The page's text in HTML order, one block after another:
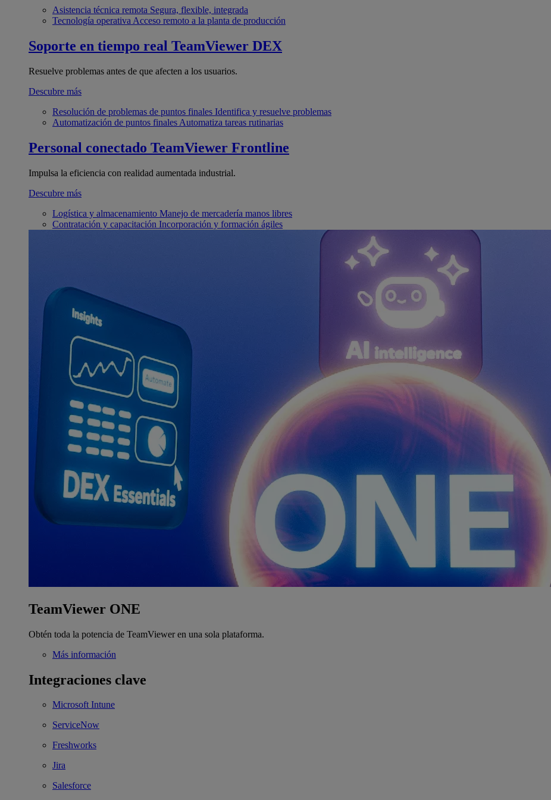
Asistencia técnica remota Segura, flexible, integrada
Tecnología operativa Acceso remoto a la planta de producción
Soporte en tiempo real TeamViewer DEX
Resuelve problemas antes de que afecten a los usuarios.
Descubre más
Resolución de problemas de puntos finales Identifica y resuelve problemas
Automatización de puntos finales Automatiza tareas rutinarias
Personal conectado TeamViewer Frontline
Impulsa la eficiencia con realidad aumentada industrial.
Descubre más
Logística y almacenamiento Manejo de mercadería manos libres
Contratación y capacitación Incorporación y formación ágiles
TeamViewer ONE
Obtén toda la potencia de TeamViewer en una sola plataforma.
Más información
Integraciones clave
Microsoft Intune
ServiceNow
Freshworks
Jira
Salesforce